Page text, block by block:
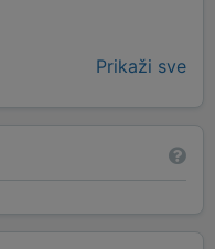
Prikaži sve